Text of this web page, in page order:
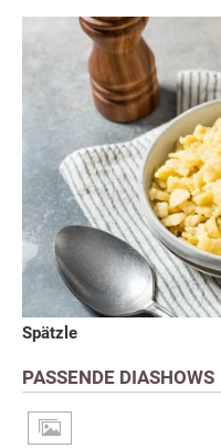
Spätzle
PASSENDE DIASHOWS